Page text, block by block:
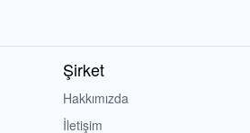
Şirket
Hakkımızda
İletişim